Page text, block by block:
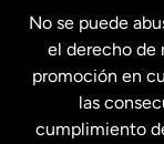
No se puede
el derecho de
promoción en
las
cumplimiento